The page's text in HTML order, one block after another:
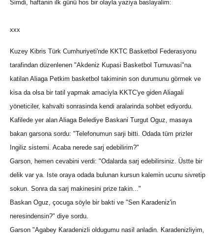
Simdi, haftanin ilk günü hos bir olayla yaziya baslayalim:
xxx
Kuzey Kibris Türk Cumhuriyeti'nde KKTC Basketbol Federasyonu
tarafindan düzenlenen "Akdeniz Kupasi Basketbol Turnuvasi"na
katilan Aliaga Petkim basketbol takiminin son durumunu görmek ve
kisa da olsa bir tatil yapmak amaciyla KKTC'ye giden Aliagali
yöneticiler, kahvalti sonrasinda kendi aralarinda sohbet ediyordu.
Kafilede yer alan Aliaga Belediye Baskani Turgut Oguz, masaya
bakan garsona sordu: "Telefonumun sarji bitti. Odada tüm prizler
Ingiliz sistemi. Acaba nerede sarj edebilirim?"
Garson, hemen cevabini verdi: "Odalarda sarj edebilirsiniz. Üstte bir
delik var ya. Iste oraya odada bulunan kursun kalemin ucunu sivretip
sokun. Sonra da sarj makinesini prize takin..."
Baskan Oguz, çocuga söyle bir bakti ve "Sen Karadeniz'in
neresindensin?" diye sordu.
Garson "Agabey Karadenizli oldugumu nasil anladin. Karadenizliyim,